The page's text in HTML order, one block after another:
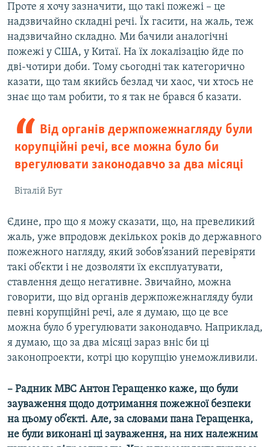
Проте я хочу зазначити, що такі пожежі – це
надзвичайно складні речі. Їх гасити, на жаль, теж
надзвичайно складно. Ми бачили аналогічні
пожежі у США, у Китаї. На їх локалізацію йде по
дві-чотири доби. Тому сьогодні так категорично
казати, що там якийсь безлад чи хаос, чи хтось не
знає що там робити, то я так не брався б казати.
Від органів держпожежнагляду були
корупційні речі, все можна було би
врегулювати законодавчо за два місяці
Віталій Бут
Єдине, про що я можу сказати, що, на превеликий
жаль, уже впродовж декількох років до державного
пожежного нагляду, який зобов’язаний перевіряти
такі об’єкти і не дозволяти їх експлуатувати,
ставлення дещо негативне. Звичайно, можна
говорити, що від органів держпожежнагляду були
певні корупційні речі, але я думаю, що це все
можна було б урегулювати законодавчо. Наприклад,
я думаю, що за два місяці зараз вніс би ці
законопроекти, котрі цю корупцію унеможливили.
– Радник МВС Антон Геращенко каже, що були
зауваження щодо дотримання пожежної безпеки
на цьому об’єкті. Але, за словами пана Геращенка,
не були виконані ці зауваження, на них належним